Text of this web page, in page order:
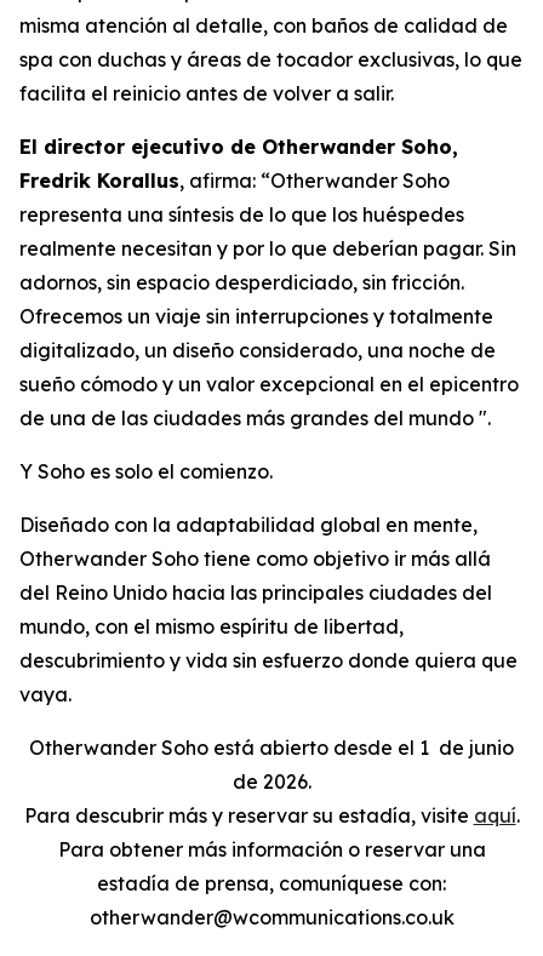
misma atención al detalle, con baños de calidad de
spa con duchas y áreas de tocador exclusivas, lo que
facilita el reinicio antes de volver a salir.
El director ejecutivo de Otherwander Soho,
Fredrik Korallus, afirma: “Otherwander Soho
representa una síntesis de lo que los huéspedes
realmente necesitan y por lo que deberían pagar. Sin
adornos, sin espacio desperdiciado, sin fricción.
Ofrecemos un viaje sin interrupciones y totalmente
digitalizado, un diseño considerado, una noche de
sueño cómodo y un valor excepcional en el epicentro
de una de las ciudades más grandes del mundo ".
Y Soho es solo el comienzo.
Diseñado con la adaptabilidad global en mente,
Otherwander Soho tiene como objetivo ir más allá
del Reino Unido hacia las principales ciudades del
mundo, con el mismo espíritu de libertad,
descubrimiento y vida sin esfuerzo donde quiera que
vaya.
Otherwander Soho está abierto desde el 1 de junio
de 2026.
Para descubrir más y reservar su estadía, visite aquí.
Para obtener más información o reservar una
estadía de prensa, comuníquese con:
otherwander@wcommunications.co.uk